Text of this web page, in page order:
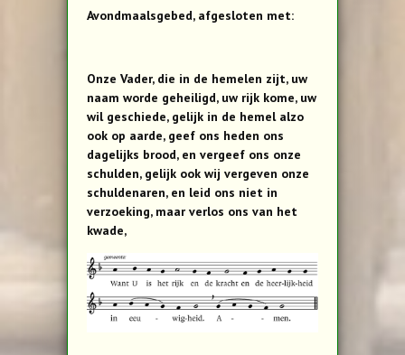
Avondmaalsgebed, afgesloten met:
Onze Vader, die in de hemelen zijt, uw
naam worde geheiligd, uw rijk kome, uw
wil geschiede, gelijk in de hemel alzo
ook op aarde, geef ons heden ons
dagelijks brood, en vergeef ons onze
schulden, gelijk ook wij vergeven onze
schuldenaren, en leid ons niet in
verzoeking, maar verlos ons van het
kwade,